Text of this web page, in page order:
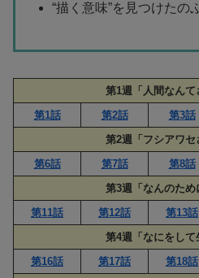
“描く意味”を見つけたの
第1週「人間なんて
第1話
第2話 第3話
第2週「フシアワセ
第6話
第7話 第8話
第3週「なんのため
第11話
第12話 第13話
第4週「なにをして
第16話
第17話 第18話